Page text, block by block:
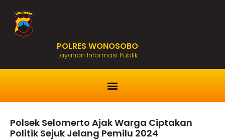
POLRES WONOSOBO
Layanan Informasi Publik
Polsek Selomerto Ajak Warga Ciptakan
Politik Sejuk Jelang Pemilu 2024